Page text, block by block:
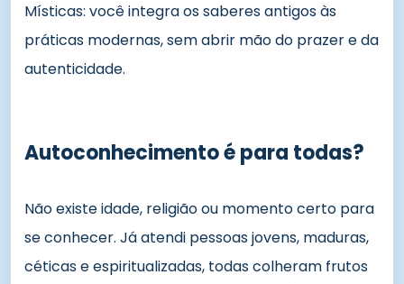
Místicas: você integra os saberes antigos às
práticas modernas, sem abrir mão do prazer e da
autenticidade.
Autoconhecimento é para todas?
Não existe idade, religião ou momento certo para
se conhecer. Já atendi pessoas jovens, maduras,
céticas e espiritualizadas, todas colheram frutos